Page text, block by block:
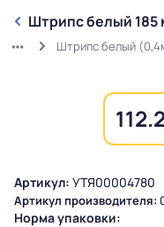
Штрипс белый
Артикул: УТЯ00004780
Артикул производителя:
Норма упаковки: